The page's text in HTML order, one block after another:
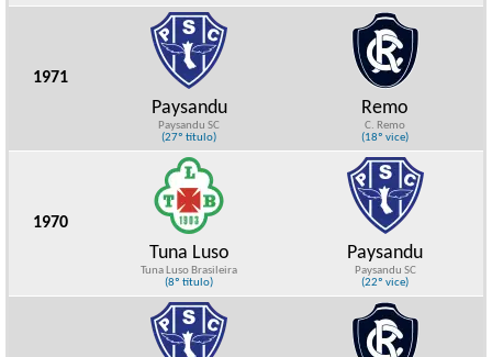
1971
Paysandu
Paysandu SC
(27º título)
Remo
C. Remo
(18º vice)
1970
Tuna Luso
Tuna Luso Brasileira
(8º título)
Paysandu
Paysandu SC
(22º vice)